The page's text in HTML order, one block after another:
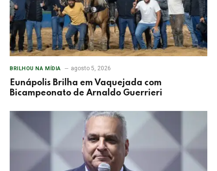
BRILHOU NA MÍDIA agosto 5, 2026
Eunápolis Brilha em Vaquejada com
Bicampeonato de Arnaldo Guerrieri